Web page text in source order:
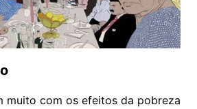
muito com os efeitos da pobreza